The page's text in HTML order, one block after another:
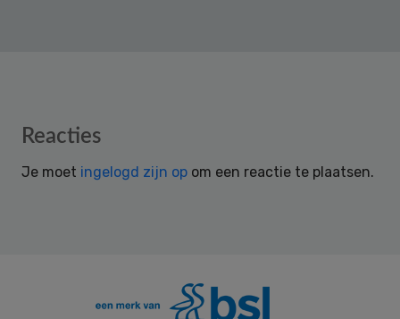
Reader
Reacties
Je moet ingelogd zijn op om een reactie te plaatsen.